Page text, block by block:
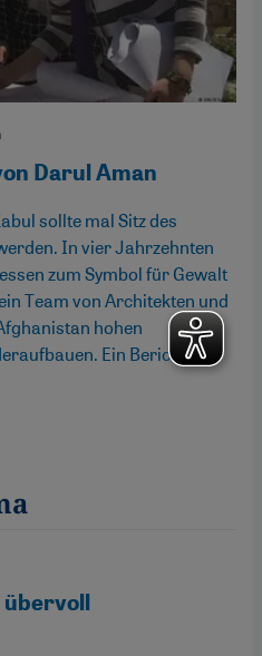
Darul Aman
sollte mal Sitz des
In vier Jahrzehnten
zum Symbol für Gewalt
Team von Architekten und
hohen
Ein Bericht von
übervoll